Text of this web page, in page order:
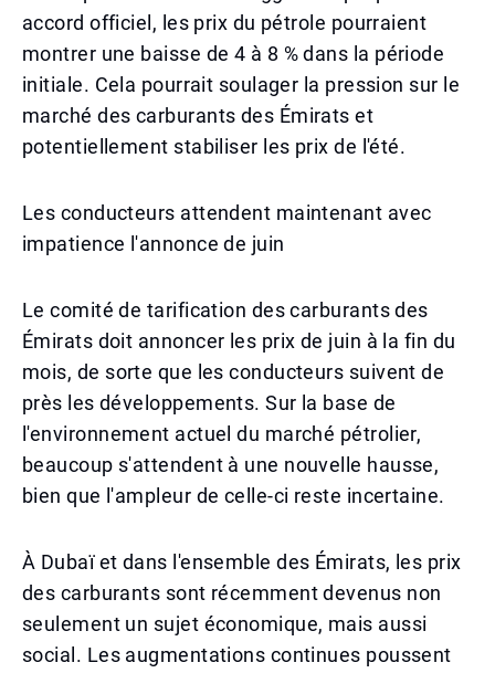
accord officiel, les prix du pétrole pourraient
montrer une baisse de 4 à 8 % dans la période
initiale. Cela pourrait soulager la pression sur le
marché des carburants des Émirats et
potentiellement stabiliser les prix de l'été.
Les conducteurs attendent maintenant avec
impatience l'annonce de juin
Le comité de tarification des carburants des
Émirats doit annoncer les prix de juin à la fin du
mois, de sorte que les conducteurs suivent de
près les développements. Sur la base de
l'environnement actuel du marché pétrolier,
beaucoup s'attendent à une nouvelle hausse,
bien que l'ampleur de celle-ci reste incertaine.
À Dubaï et dans l'ensemble des Émirats, les prix
des carburants sont récemment devenus non
seulement un sujet économique, mais aussi
social. Les augmentations continues poussent